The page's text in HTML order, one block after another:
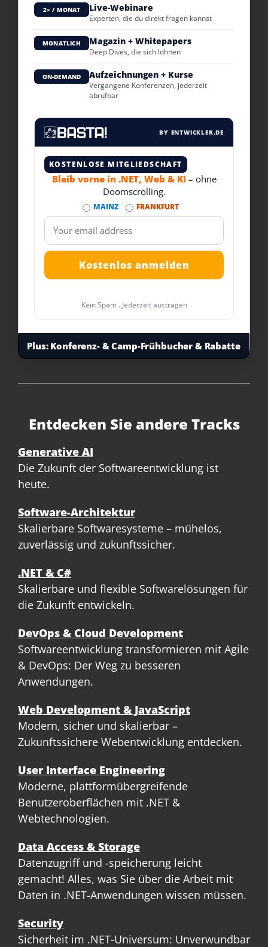
2× / MONAT Live-Webinare
Experten, die du direkt fragen kannst
MONATLICH Magazin + Whitepapers
Deep Dives, die sich lohnen
ON-DEMAND Aufzeichnungen + Kurse
Vergangene Konferenzen, jederzeit
abrufbar
BY ENTWICKLER.DE
KOSTENLOSE MITGLIEDSCHAFT
Bleib vorne in .NET, Web & KI – ohne
Doomscrolling.
MAINZ FRANKFURT
Kein Spam . Jederzeit austragen
Plus:Konferenz- & Camp-Frühbucher & Rabatte
Entdecken Sie andere Tracks
Generative AI
Die Zukunft der Softwareentwicklung ist
heute.
Software-Architektur
Skalierbare Softwaresysteme – mühelos,
zuverlässig und zukunftssicher.
.NET & C#
Skalierbare und flexible Softwarelösungen für
die Zukunft entwickeln.
DevOps & Cloud Development
Softwareentwicklung transformieren mit Agile
& DevOps: Der Weg zu besseren
Anwendungen.
Web Development & JavaScript
Modern, sicher und skalierbar –
Zukunftssichere Webentwicklung entdecken.
User Interface Engineering
Moderne, plattformübergreifende
Benutzeroberflächen mit .NET &
Webtechnologien.
Data Access & Storage
Datenzugriff und -speicherung leicht
gemacht! Alles, was Sie über die Arbeit mit
Daten in .NET-Anwendungen wissen müssen.
Security
Sicherheit im .NET-Universum: Unverwundbar